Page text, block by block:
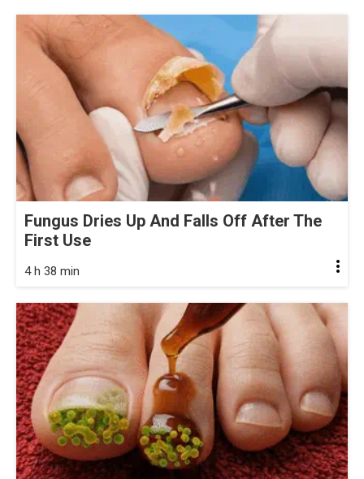
Fungus Dries Up And Falls Off After The
First Use
4 h 38 min